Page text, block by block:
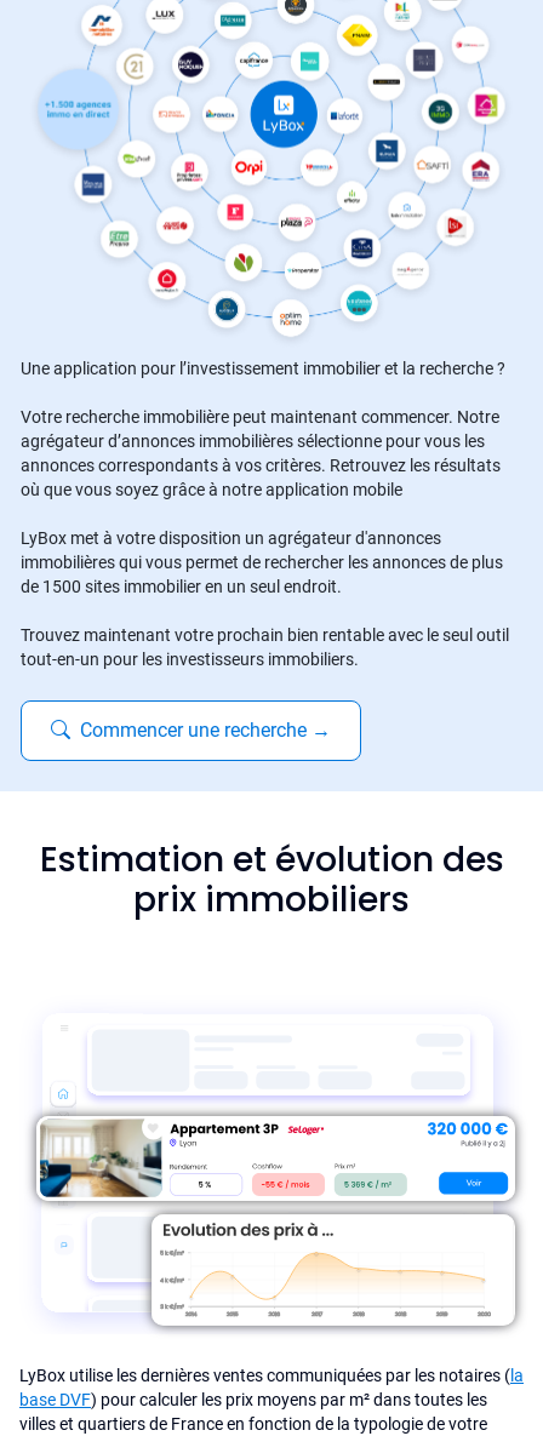
Une application pour l’investissement immobilier et la recherche ?
Votre recherche immobilière peut maintenant commencer. Notre
agrégateur d’annonces immobilières sélectionne pour vous les
annonces correspondants à vos critères. Retrouvez les résultats
où que vous soyez grâce à notre application mobile
LyBox met à votre disposition un agrégateur d'annonces
immobilières qui vous permet de rechercher les annonces de plus
de 1500 sites immobilier en un seul endroit.
Trouvez maintenant votre prochain bien rentable avec le seul outil
tout-en-un pour les investisseurs immobiliers.
Commencer une recherche →
Estimation et évolution des
prix immobiliers
LyBox utilise les dernières ventes communiquées par les notaires (la
base DVF) pour calculer les prix moyens par m² dans toutes les
villes et quartiers de France en fonction de la typologie de votre